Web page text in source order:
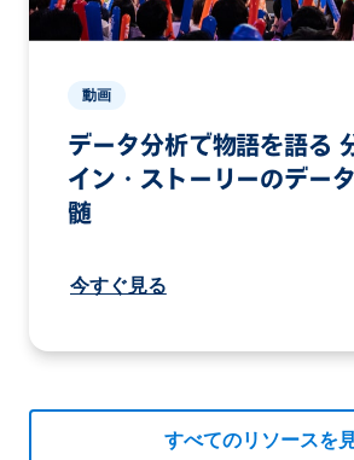
動画
データ分析で物語を語る
イン・ストーリーのデー
髄
今すぐ見る
すべてのリソースを